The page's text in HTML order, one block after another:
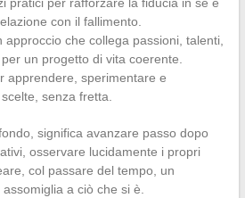
con il fallimento.
approccio che collega passioni, talenti,
un progetto di vita coerente.
apprendere, sperimentare e
senza fretta.
significa avanzare passo dopo
osservare lucidamente i propri
col passare del tempo, un
a ciò che si è.